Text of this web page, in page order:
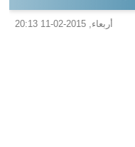
أربعاء, 2015-02-11 20:13